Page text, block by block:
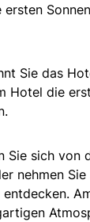
Sie das
Hotel die
Sie sich von
nehmen